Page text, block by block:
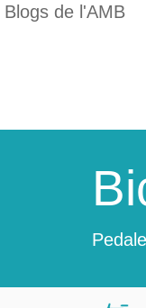
Blogs de l'AMB
content